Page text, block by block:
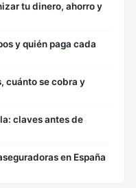
tu dinero, ahorro y
y quién paga cada
cuánto se cobra y
claves antes de
en España